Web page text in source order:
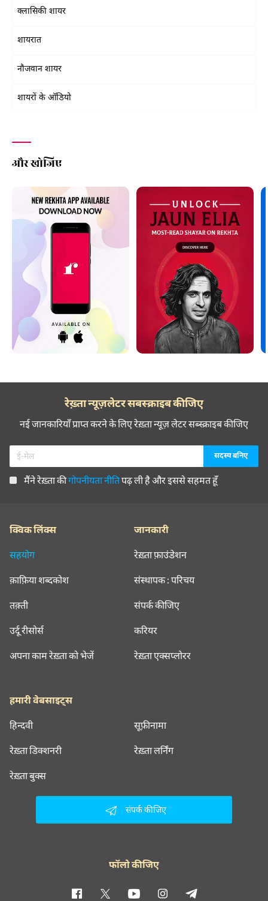
क्लासिकी शायर
शायरात
नौजवान शायर
शायरों के ऑडियो
और खोजिए
रेख़्ता न्यूज़लेटर सबस्क्राइब कीजिए
नई जानकारियाँ प्राप्त करने के लिए रेख़्ता न्यूज़ लेटर सब्स्क्राइब कीजिए
मैंने रेख़्ता कीगोपनीयता नीतिपढ़ ली है और इससे सहमत हूँ
क्विक लिंक्स
सहयोग
क़ाफ़िया शब्दकोश
तक़्ती
उर्दू रीसोर्स
अपना काम रेख़्ता को भेजें
जानकारी
रेख़्ता फ़ाउंडेशन
संस्थापक : परिचय
संपर्क कीजिए
करियर
रेख़्ता एक्सप्लोरर
हमारी वेबसाइट्स
हिन्दवी सूफ़ीनामा
रेख़्ता डिक्शनरी रेख़्ता लर्निंग
रेख़्ता बुक्स
संपर्क कीजिए
फॉलो कीजिए